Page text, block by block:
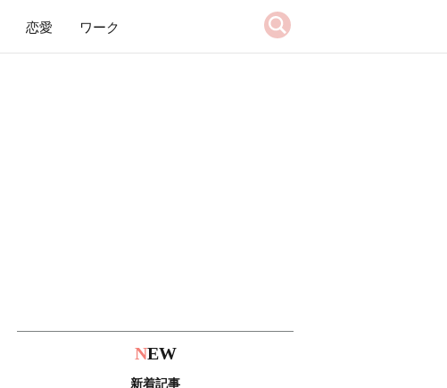
恋愛 ワーク
NEW
新着記事